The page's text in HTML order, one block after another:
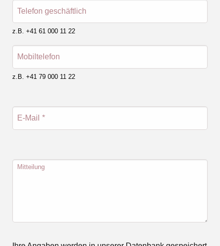
Telefon geschäftlich
z.B. +41 61 000 11 22
Mobiltelefon
z.B. +41 79 000 11 22
E-Mail *
Mitteilung